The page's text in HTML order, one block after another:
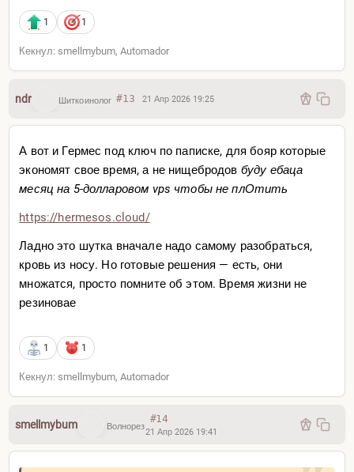
1 1
Кекнул: smellmybum, Automador
ndr Шиткоинолог #13 21 Апр 2026 19:25
А вот и Гермес под ключ по паписке, для бояр которые
экономят свое время, а не нищебродов буду ебаца
месяц на 5-долларовом vps чтобы не плОтить
https://hermesos.cloud/
Ладно это шутка вначале надо самому разобраться,
кровь из носу. Но готовые решения — есть, они
множатся, просто помните об этом. Время жизни не
резиновае
1 1
Кекнул: smellmybum, Automador
smellmybum Волнорез
#14
21 Апр 2026 19:41